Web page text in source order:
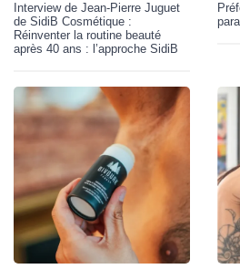
Interview de Jean-Pierre Juguet
de SidiB Cosmétique :
Réinventer la routine beauté
après 40 ans : l’approche SidiB